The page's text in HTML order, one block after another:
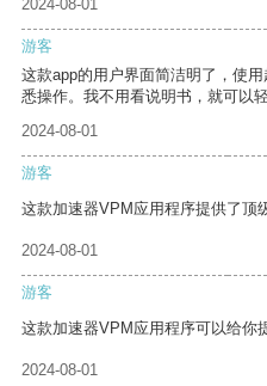
2024-08-01
游客
这款app的用户界面简洁明了，使
悉操作。我不用看说明书，就可以
2024-08-01
游客
这款加速器VPM应用程序提供了顶
2024-08-01
游客
这款加速器VPM应用程序可以给你
2024-08-01